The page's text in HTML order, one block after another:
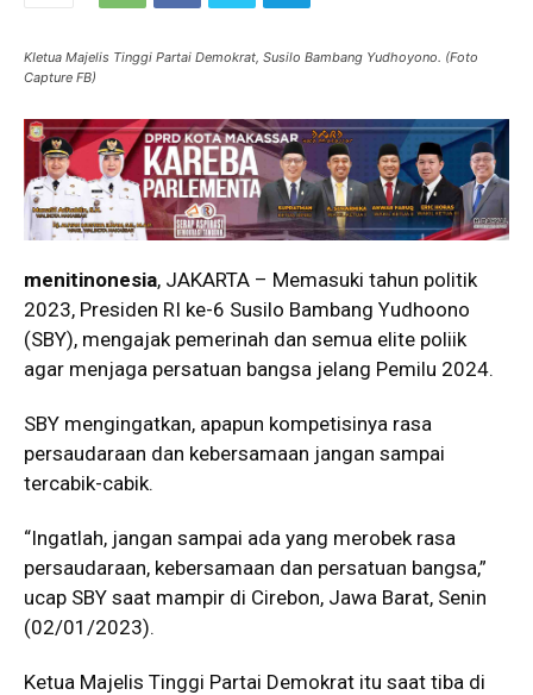
KIetua Majelis Tinggi Partai Demokrat, Susilo Bambang Yudhoyono. (Foto
Capture FB)
menitinonesia, JAKARTA – Memasuki tahun politik
2023, Presiden RI ke-6 Susilo Bambang Yudhoono
(SBY), mengajak pemerinah dan semua elite poliik
agar menjaga persatuan bangsa jelang Pemilu 2024.
SBY mengingatkan, apapun kompetisinya rasa
persaudaraan dan kebersamaan jangan sampai
tercabik-cabik.
“Ingatlah, jangan sampai ada yang merobek rasa
persaudaraan, kebersamaan dan persatuan bangsa,”
ucap SBY saat mampir di Cirebon, Jawa Barat, Senin
(02/01/2023).
Ketua Majelis Tinggi Partai Demokrat itu saat tiba di